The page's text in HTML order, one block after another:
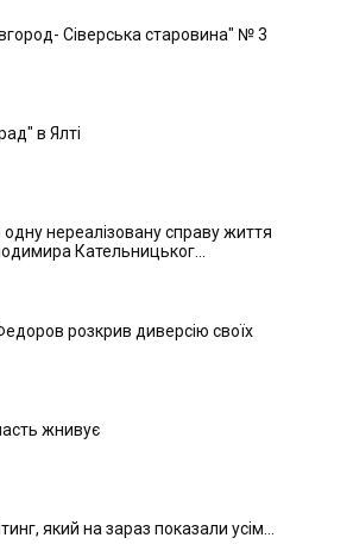
Сіверська старовина" № 3
в Ялті
одну нереалізовану справу життя
Кательницьког...
розкрив диверсію своїх
жнивує
який на зараз показали усім...